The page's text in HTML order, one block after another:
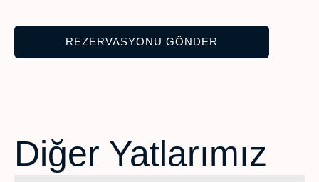
Diğer Yatlarımız